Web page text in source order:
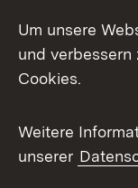
Mastodon
Messenger
Social Wall
X / Twitter
Um unsere
und verbessern
Cookies.
Weitere
unserer